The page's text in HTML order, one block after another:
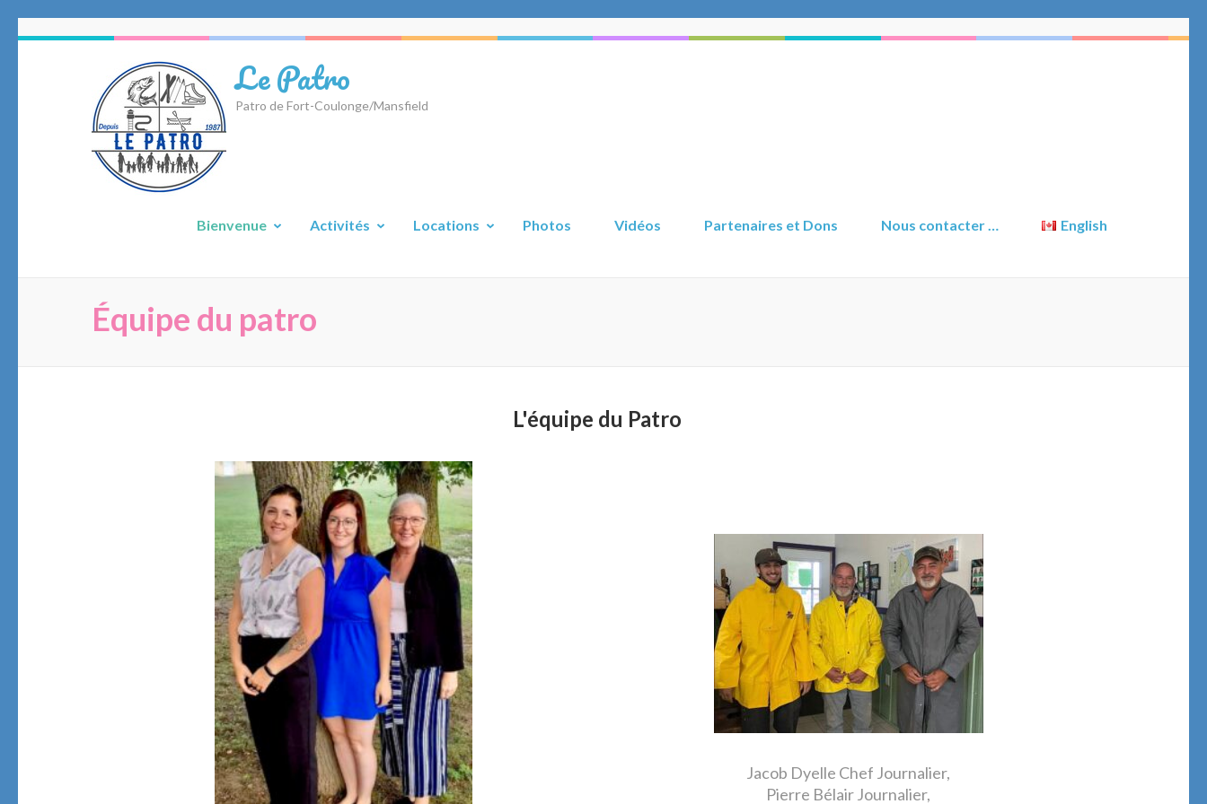
Le Patro
Patro de Fort-Coulonge/Mansfield
Bienvenue Activités Locations Photos Vidéos Partenaires et Dons Nous contacter … English
Équipe du patro
L'équipe du Patro
Jacob Dyelle Chef Journalier,
Pierre Bélair Journalier,